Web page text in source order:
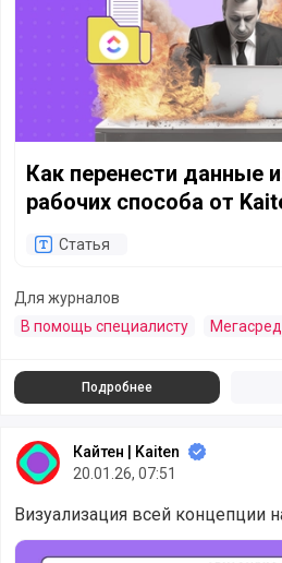
Как перенести данные
рабочих способа от
Статья
Для журналов
В помощь специалисту
Подробнее
Кайтен | Kaiten
20.01.26, 07:51
Визуализация всей концепции
Создание ценного продукта с